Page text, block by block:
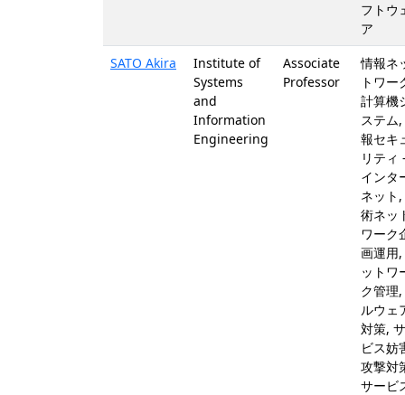
フトウ
ア
SATO Akira
Institute of
Systems
and
Information
Engineering
Associate
Professor
情報ネ
トワー
計算機
ステム
報セキ
リティ
インタ
ネット
術ネッ
ワーク
画運用
ットワ
ク管理
ルウェ
対策,
ビス妨
攻撃対
サービ